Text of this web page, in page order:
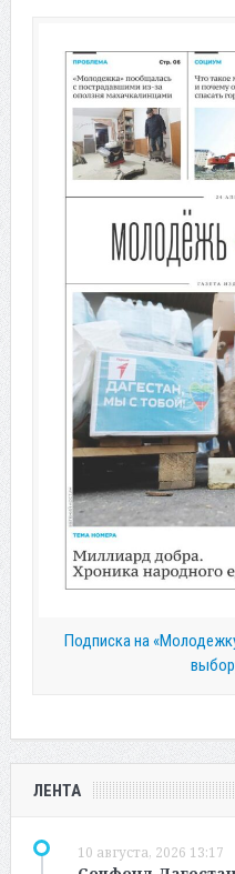
Подписка на
ЛЕНТА
10 августа, 2026 13:17